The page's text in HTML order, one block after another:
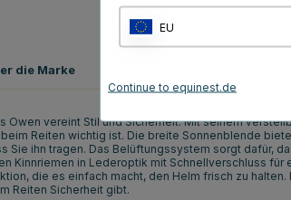
Owen vereint Stil und Sicherheit. Mit seinem
Reiten wichtig ist. Die breite Sonnenblende
Sie ihn tragen. Das Belüftungssystem sorgt dafür,
Kinnriemen in Lederoptik mit Schnellverschluss für
die es einfach macht, den Helm frisch zu
Reiten Sicherheit gibt.
die Marke
EU
Continue to equinest.de